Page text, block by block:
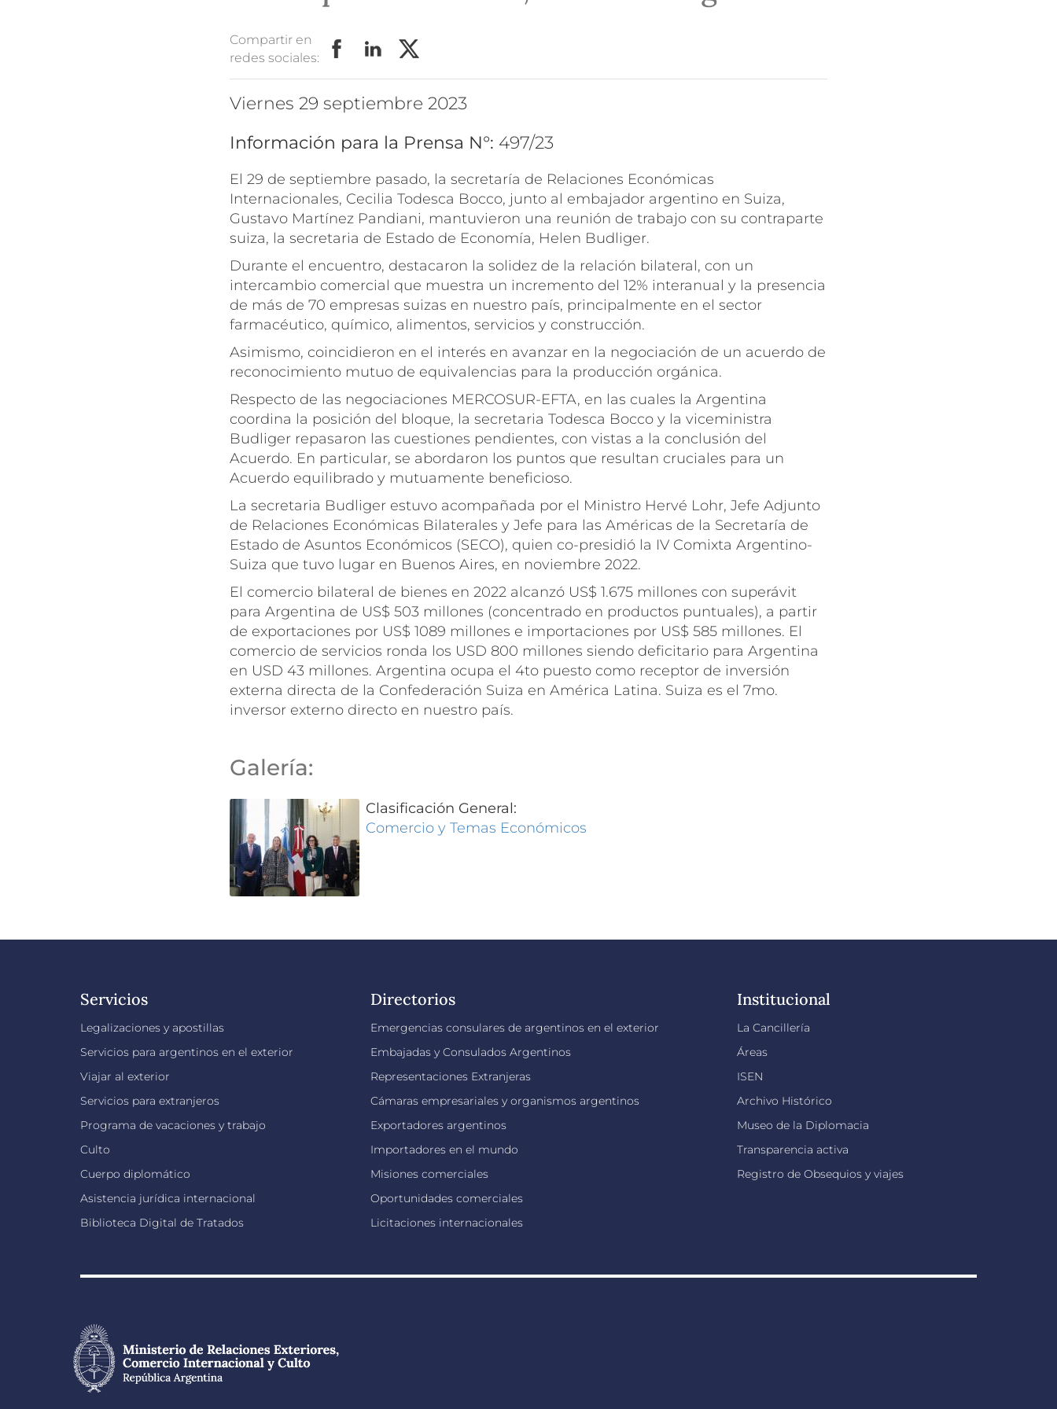
Compartir en
redes sociales:
viernes 29 septiembre 2023
Información para la Prensa N°: 497/23
El 29 de septiembre pasado, la secretaría de Relaciones Económicas
Internacionales, Cecilia Todesca Bocco, junto al embajador argentino en Suiza,
Gustavo Martínez Pandiani, mantuvieron una reunión de trabajo con su contraparte
suiza, la secretaria de Estado de Economía, Helen Budliger.
Durante el encuentro, destacaron la solidez de la relación bilateral, con un
intercambio comercial que muestra un incremento del 12% interanual y la presencia
de más de 70 empresas suizas en nuestro país, principalmente en el sector
farmacéutico, químico, alimentos, servicios y construcción.
Asimismo, coincidieron en el interés en avanzar en la negociación de un acuerdo de
reconocimiento mutuo de equivalencias para la producción orgánica.
Respecto de las negociaciones MERCOSUR-EFTA, en las cuales la Argentina
coordina la posición del bloque, la secretaria Todesca Bocco y la viceministra
Budliger repasaron las cuestiones pendientes, con vistas a la conclusión del
Acuerdo. En particular, se abordaron los puntos que resultan cruciales para un
Acuerdo equilibrado y mutuamente beneficioso.
La secretaria Budliger estuvo acompañada por el Ministro Hervé Lohr, Jefe Adjunto
de Relaciones Económicas Bilaterales y Jefe para las Américas de la Secretaría de
Estado de Asuntos Económicos (SECO), quien co-presidió la IV Comixta Argentino-
Suiza que tuvo lugar en Buenos Aires, en noviembre 2022.
El comercio bilateral de bienes en 2022 alcanzó US$ 1.675 millones con superávit
para Argentina de US$ 503 millones (concentrado en productos puntuales), a partir
de exportaciones por US$ 1089 millones e importaciones por US$ 585 millones. El
comercio de servicios ronda los USD 800 millones siendo deficitario para Argentina
en USD 43 millones. Argentina ocupa el 4to puesto como receptor de inversión
externa directa de la Confederación Suiza en América Latina. Suiza es el 7mo.
inversor externo directo en nuestro país.
Galería:
Clasificación General:
Comercio y Temas Económicos
Servicios
Legalizaciones y apostillas
Servicios para argentinos en el exterior
Viajar al exterior
Servicios para extranjeros
Programa de vacaciones y trabajo
Culto
Cuerpo diplomático
Asistencia jurídica internacional
Biblioteca Digital de Tratados
Directorios
Emergencias consulares de argentinos en el exterior
Embajadas y Consulados Argentinos
Representaciones Extranjeras
Cámaras empresariales y organismos argentinos
Exportadores argentinos
Importadores en el mundo
Misiones comerciales
Oportunidades comerciales
Licitaciones internacionales
Institucional
La Cancillería
Áreas
ISEN
Archivo Histórico
Museo de la Diplomacia
Transparencia activa
Registro de Obsequios y viajes